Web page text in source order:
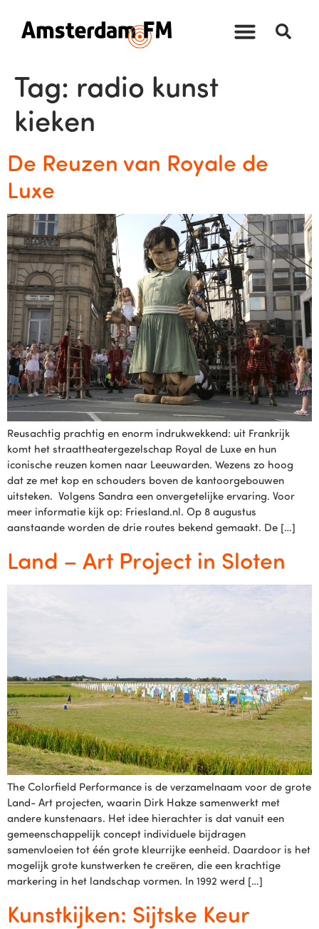
Tag: radio kunst
kieken
De Reuzen van Royale de
Luxe
Reusachtig prachtig en enorm indrukwekkend: uit Frankrijk
komt het straattheatergezelschap Royal de Luxe en hun
iconische reuzen komen naar Leeuwarden. Wezens zo hoog
dat ze met kop en schouders boven de kantoorgebouwen
uitsteken. Volgens Sandra een onvergetelijke ervaring. Voor
meer informatie kijk op: Friesland.nl. Op 8 augustus
aanstaande worden de drie routes bekend gemaakt. De […]
Land – Art Project in Sloten
The Colorfield Performance is de verzamelnaam voor de grote
Land- Art projecten, waarin Dirk Hakze samenwerkt met
andere kunstenaars. Het idee hierachter is dat vanuit een
gemeenschappelijk concept individuele bijdragen
samenvloeien tot één grote kleurrijke eenheid. Daardoor is het
mogelijk grote kunstwerken te creëren, die een krachtige
markering in het landschap vormen. In 1992 werd […]
Kunstkijken: Sijtske Keur